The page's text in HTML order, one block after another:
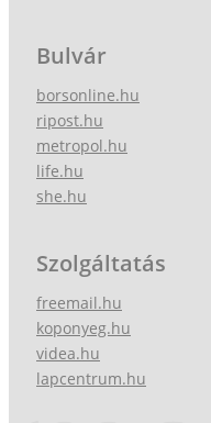
Bulvár
borsonline.hu
ripost.hu
metropol.hu
life.hu
she.hu
Szolgáltatás
freemail.hu
koponyeg.hu
videa.hu
lapcentrum.hu